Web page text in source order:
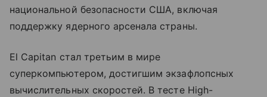
национальной безопасности США, включая
поддержку ядерного арсенала страны.
El Capitan стал третьим в мире
суперкомпьютером, достигшим экзафлопсных
вычислительных скоростей. В тесте High-